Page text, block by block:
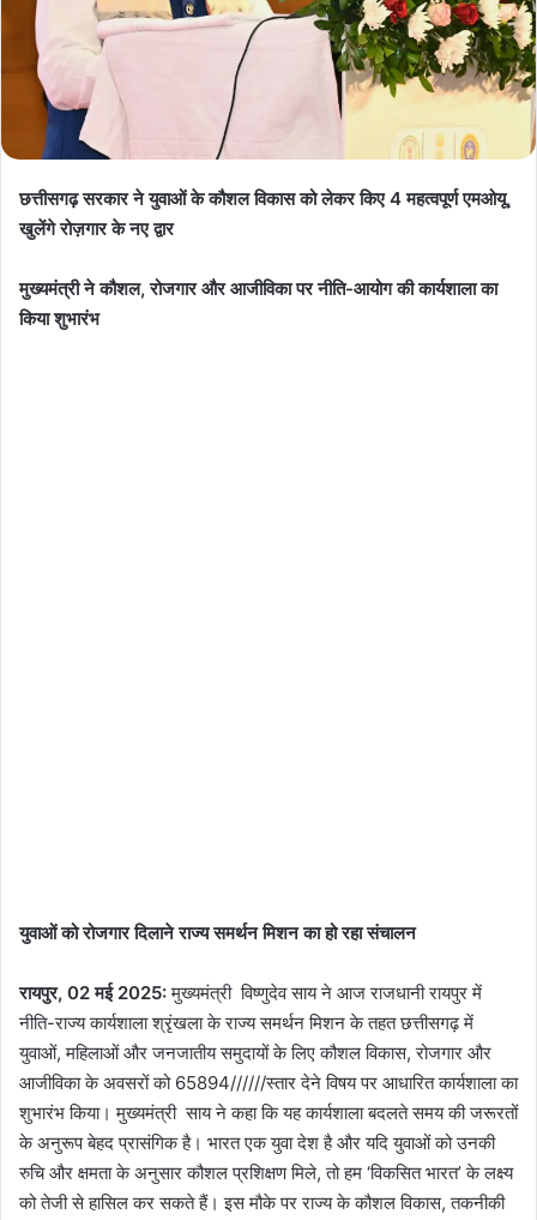
छत्तीसगढ़ सरकार ने युवाओं के कौशल विकास को लेकर किए 4 महत्वपूर्ण एमओयू,
खुलेंगे रोज़गार के नए द्वार
मुख्यमंत्री ने कौशल, रोजगार और आजीविका पर नीति-आयोग की कार्यशाला का
किया शुभारंभ
युवाओं को रोजगार दिलाने राज्य समर्थन मिशन का हो रहा संचालन
रायपुर, 02 मई 2025:मुख्यमंत्री विष्णुदेव साय ने आज राजधानी रायपुर में
नीति-राज्य कार्यशाला श्रृंखला के राज्य समर्थन मिशन के तहत छत्तीसगढ़ में
युवाओं, महिलाओं और जनजातीय समुदायों के लिए कौशल विकास, रोजगार और
आजीविका के अवसरों को 65894//////स्तार देने विषय पर आधारित कार्यशाला का
शुभारंभ किया। मुख्यमंत्री साय ने कहा कि यह कार्यशाला बदलते समय की जरूरतों
के अनुरूप बेहद प्रासंगिक है। भारत एक युवा देश है और यदि युवाओं को उनकी
रुचि और क्षमता के अनुसार कौशल प्रशिक्षण मिले, तो हम ‘विकसित भारत’ के लक्ष्य
को तेजी से हासिल कर सकते हैं। इस मौके पर राज्य के कौशल विकास, तकनीकी